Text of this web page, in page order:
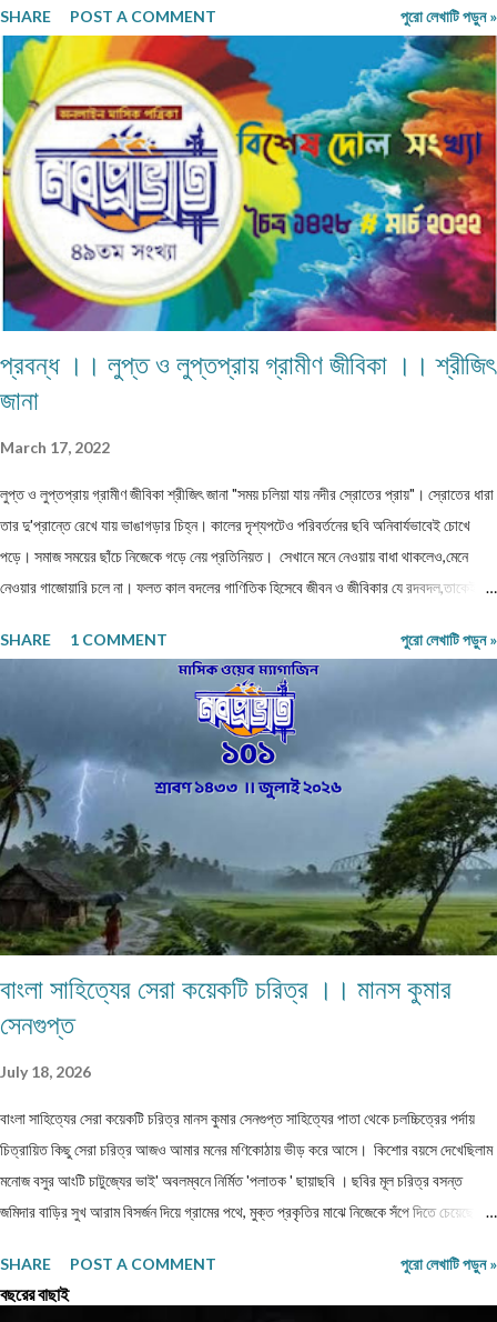
SHARE
POST A COMMENT পুরো লেখাটি পড়ুন »
প্রবন্ধ ।। লুপ্ত ও লুপ্তপ্রায় গ্রামীণ জীবিকা ।। শ্রীজিৎ
জানা
March 17, 2022
লুপ্ত ও লুপ্তপ্রায় গ্রামীণ জীবিকা শ্রীজিৎ জানা "সময় চলিয়া যায় নদীর স্রোতের প্রায়"। স্রোতের ধারা
তার দু'প্রান্তে রেখে যায় ভাঙাগড়ার চিহ্ন। কালের দৃশ্যপটেও পরিবর্তনের ছবি অনিবার্যভাবেই চোখে
পড়ে। সমাজ সময়ের ছাঁচে নিজেকে গড়ে নেয় প্রতিনিয়ত। সেখানে মনে নেওয়ায় বাধা থাকলেও,মেনে
নেওয়ার গাজোয়ারি চলে না। ফলত কাল বদলের গাণিতিক হিসেবে জীবন ও জীবিকার যে রদবদল,তাকেই
আজকে যা অত্যাবশ্যকীয় কাল তার বিকল্প রূপ পেতে পারে অথবা তা অনাবশ্যক হওয়াও স্বাভাবিক।
সেক্ষেত্রে উক্ত বিষয়টির পরিষেবা দানকারী মানুষদের প্রতিবন্ধকতার সম্মুখীন হওয়া অস্বাভাবিক নয়।
এক কালে গাঁয়ে কত ধরনের পেশার মানুষদের চোখে পোড়তো। কোন পেশা ছিল সম্বৎসরের,আবার কোন
পেশা এককালীন। সব পেশার লোকেরাই কত নিষ্ঠা ভরে গাঁয়ে তাদের পরিষেবা দিত। বিনিময়ে সামান্য আয়
হত তাদের। আর সেই আয়টুকুই ছিল তাদের সংসার নির্বাহের একমাত্র উপায়। কালে কালান্তরে সেই সব
পেশা,সেই সব সমাজবন্ধুরা হারিয়ে গ্যাছে। শুধুমাত্র তারা বেঁচে আছে অগ্রজের গল্পকথায়,আর বিভিন...
SHARE 1 COMMENT পুরো লেখাটি পড়ুন »
বাংলা সাহিত্যের সেরা কয়েকটি চরিত্র ।। মানস কুমার
সেনগুপ্ত
July 18, 2026
বাংলা সাহিত্যের সেরা কয়েকটি চরিত্র মানস কুমার সেনগুপ্ত সাহিত্যের পাতা থেকে চলচ্চিত্রের পর্দায়
চিত্রায়িত কিছু সেরা চরিত্র আজও আমার মনের মণিকোঠায় ভীড় করে আসে। কিশোর বয়সে দেখেছিলাম
মনোজ বসুর আংটি চাটুজ্যের ভাই' অবলম্বনে নির্মিত 'পলাতক ' ছায়াছবি ‌। ছবির মূল চরিত্র বসন্ত
জমিদার বাড়ির সুখ আরাম বিসর্জন দিয়ে গ্রামের পথে, মুক্ত প্রকৃতির মাঝে নিজেকে সঁপে দিতে চেয়েছে।
বসন্ত জীবন পথের পথিক হয়ে সংসার ছেড়ে, ঠিকানাবিহীন হয়ে বেরিয়ে পড়েছিল মনের খবর খুঁজতে।
রবীন্দ্রনাথের 'অতিথি ' গল্প নিয়ে নির্মিত ছায়াছবির মূল চরিত্র তারাপদও কৈশোরকালেই বেড়িয়ে পড়েছিল
SHARE POST A COMMENT পুরো লেখাটি পড়ুন »
বছরের বাছাই